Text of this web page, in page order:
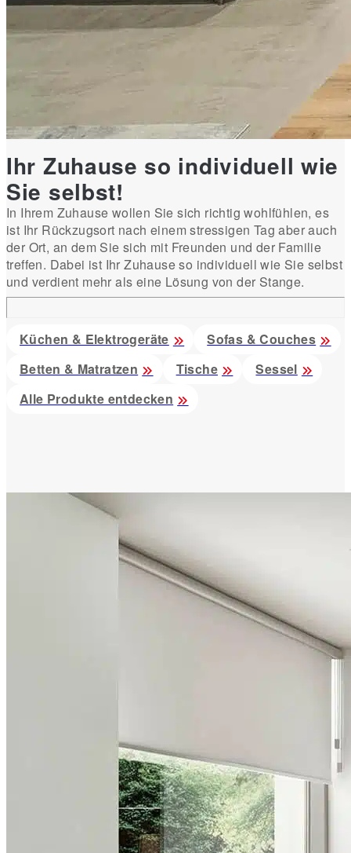
Ihr Zuhause so individuell wie
Sie selbst!
In Ihrem Zuhause wollen Sie sich richtig wohlfühlen, es
ist Ihr Rückzugsort nach einem stressigen Tag aber auch
der Ort, an dem Sie sich mit Freunden und der Familie
treffen. Dabei ist Ihr Zuhause so individuell wie Sie selbst
und verdient mehr als eine Lösung von der Stange.
Küchen & Elektrogeräte
Sofas & Couches
Betten & Matratzen
Tische
Sessel
Alle Produkte entdecken